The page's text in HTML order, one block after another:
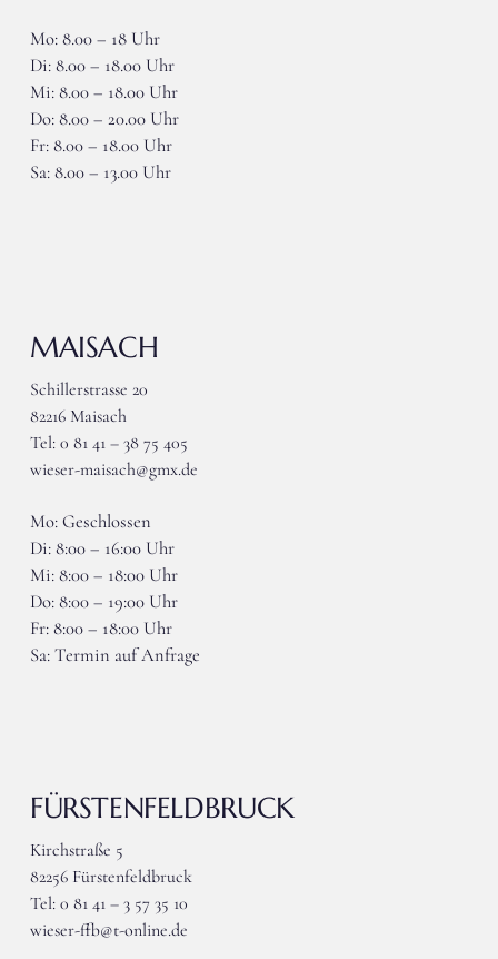
Mo: 8.00 – 18 Uhr
Di: 8.00 – 18.00 Uhr
Mi: 8.00 – 18.00 Uhr
Do: 8.00 – 20.00 Uhr
Fr: 8.00 – 18.00 Uhr
Sa: 8.00 – 13.00 Uhr
MAISACH
Schillerstrasse 20
82216 Maisach
Tel: 0 81 41 – 38 75 405
wieser-maisach@gmx.de
Mo: Geschlossen
Di: 8:00 – 16:00 Uhr
Mi: 8:00 – 18:00 Uhr
Do: 8:00 – 19:00 Uhr
Fr: 8:00 – 18:00 Uhr
Sa: Termin auf Anfrage
FÜRSTENFELDBRUCK
Kirchstraße 5
82256 Fürstenfeldbruck
Tel: 0 81 41 – 3 57 35 10
wieser-ffb@t-online.de